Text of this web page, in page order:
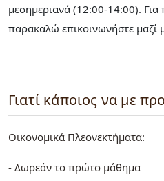
μεσημεριανά (12:00-14:00). Για
παρακαλώ επικοινωνήστε μαζί
Γιατί κάποιος να με
Οικονομικά Πλεονεκτήματα:
- Δωρεάν το πρώτο μάθημα